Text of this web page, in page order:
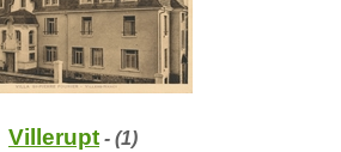
Villerupt - (1)